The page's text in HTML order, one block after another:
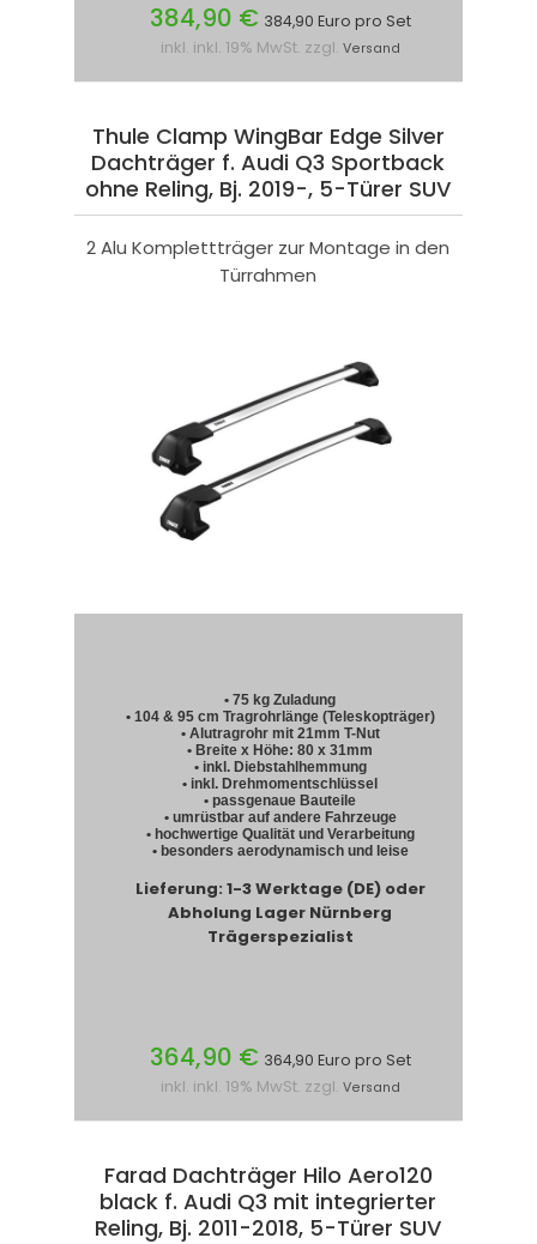
384,90 € 384,90 Euro pro Set
inkl. inkl. 19% MwSt. zzgl. Versand
Thule Clamp WingBar Edge Silver
Dachträger f. Audi Q3 Sportback
ohne Reling, Bj. 2019-, 5-Türer SUV
2 Alu Komplettträger zur Montage in den
Türrahmen
• 75 kg Zuladung
• 104 & 95 cm Tragrohrlänge (Teleskopträger)
• Alutragrohr mit 21mm T-Nut
• Breite x Höhe: 80 x 31mm
• inkl. Diebstahlhemmung
• inkl. Drehmomentschlüssel
• passgenaue Bauteile
• umrüstbar auf andere Fahrzeuge
• hochwertige Qualität und Verarbeitung
• besonders aerodynamisch und leise
Lieferung: 1-3 Werktage (DE) oder
Abholung Lager Nürnberg
Trägerspezialist
364,90 € 364,90 Euro pro Set
inkl. inkl. 19% MwSt. zzgl. Versand
Farad Dachträger Hilo Aero120
black f. Audi Q3 mit integrierter
Reling, Bj. 2011-2018, 5-Türer SUV